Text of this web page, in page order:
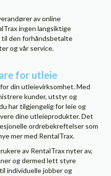
av online
ingen langsiktige
den forhåndsbetalte
og vår service.
for utleie
din utleievirksomhet. Med
kunder, utstyr og
har tilgjengelig for leie og
dine utleieprodukter. Det
ordrebekreftelser som
mer med RentalTrax.
av RentalTrax nyter av,
og dermed lett styre
individuelle jobber og